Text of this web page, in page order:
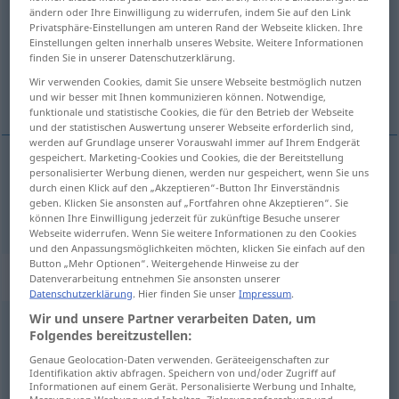
Übersicht aller Übersetzungen
(Für mehr Details die Übersetzung anklicken/antippen)
Ehre
Ehref honor
Beispielsätze für "honor"
campodel honor
Austragungsplatzm
ändern oder Ihre Einwilligung zu widerrufen, indem Sie auf den Link
Privatsphäre-Einstellungen am unteren Rand der Webseite klicken. Ihre
Einstellungen gelten innerhalb unseres Website. Weitere Informationen
finden Sie in unserer Datenschutzerklärung.
Wir verwenden Cookies, damit Sie unsere Webseite bestmöglich nutzen
und wir besser mit Ihnen kommunizieren können. Notwendige,
funktionale und statistische Cookies, die für den Betrieb der Webseite
und der statistischen Auswertung unserer Webseite erforderlich sind,
werden auf Grundlage unserer Vorauswahl immer auf Ihrem Endgerät
gespeichert. Marketing-Cookies und Cookies, die der Bereitstellung
personalisierter Werbung dienen, werden nur gespeichert, wenn Sie uns
durch einen Klick auf den „Akzeptieren“-Button Ihr Einverständnis
geben. Klicken Sie ansonsten auf „Fortfahren ohne Akzeptieren“. Sie
können Ihre Einwilligung jederzeit für zukünftige Besuche unserer
Webseite widerrufen. Wenn Sie weitere Informationen zu den Cookies
und den Anpassungsmöglichkeiten möchten, klicken Sie einfach auf den
Button „Mehr Optionen“. Weitergehende Hinweise zu der
Datenverarbeitung entnehmen Sie ansonsten unserer
Datenschutzerklärung. Hier finden Sie unserImpressum.
Wir und unsere Partner verarbeiten Daten, um
Folgendes bereitzustellen:
Genaue Geolocation-Daten verwenden. Geräteeigenschaften zur
Identifikation aktiv abfragen. Speichern von und/oder Zugriff auf
Informationen auf einem Gerät. Personalisierte Werbung und Inhalte,